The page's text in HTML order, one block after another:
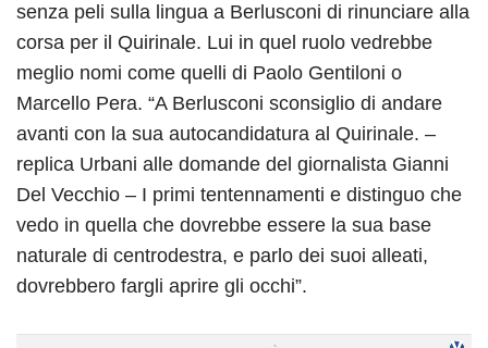
senza peli sulla lingua a Berlusconi di rinunciare alla
corsa per il Quirinale. Lui in quel ruolo vedrebbe
meglio nomi come quelli di Paolo Gentiloni o
Marcello Pera. “A Berlusconi sconsiglio di andare
avanti con la sua autocandidatura al Quirinale. –
replica Urbani alle domande del giornalista Gianni
Del Vecchio – I primi tentennamenti e distinguo che
vedo in quella che dovrebbe essere la sua base
naturale di centrodestra, e parlo dei suoi alleati,
dovrebbero fargli aprire gli occhi”.